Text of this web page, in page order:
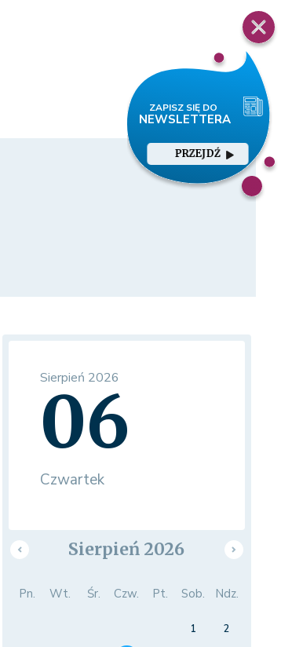
PRZEJDŹ
Sierpień 2026
06
Czwartek
Sierpień 2026
Pn. Wt. Śr. Czw. Pt. Sob. Ndz.
1
2